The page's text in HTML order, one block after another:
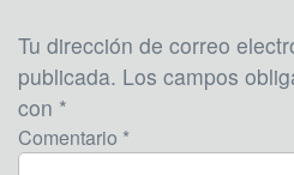
Tu dirección de correo
publicada. Los campos
con *
Comentario *